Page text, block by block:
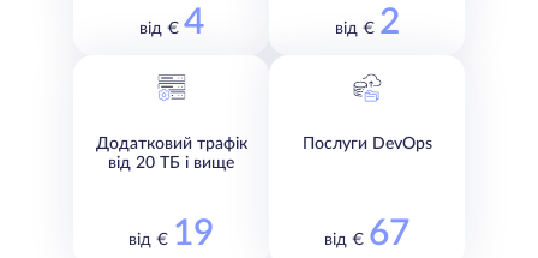
від € 4 від € 2
Додатковий трафік
від 20 ТБ і вище
від € 19
Послуги DevOps
від € 67